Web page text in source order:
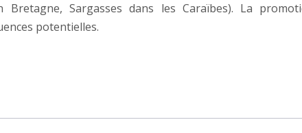
Bretagne, Sargasses dans les Caraïbes). La
potentielles.